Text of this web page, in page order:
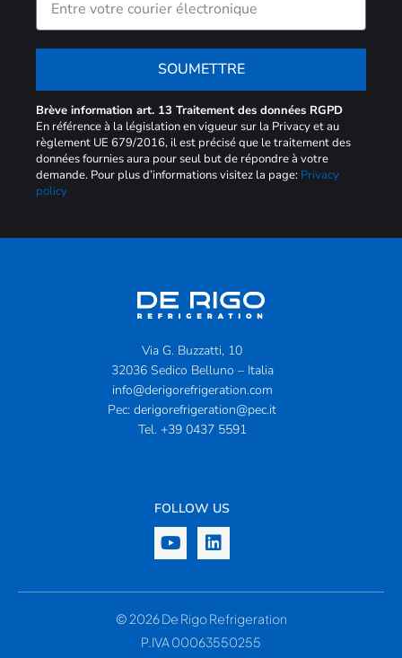
SOUMETTRE
Brève information art. 13 Traitement des données RGPD
En référence à la législation en vigueur sur la Privacy et au
règlement UE 679/2016, il est précisé que le traitement des
données fournies aura pour seul but de répondre à votre
demande. Pour plus d’informations visitez la page: Privacy
policy
Via G. Buzzatti, 10
32036 Sedico Belluno – Italia
info@derigorefrigeration.com
Pec: derigorefrigeration@pec.it
Tel. +39 0437 5591
FOLLOW US
© 2026 De Rigo Refrigeration
P.IVA 00063550255